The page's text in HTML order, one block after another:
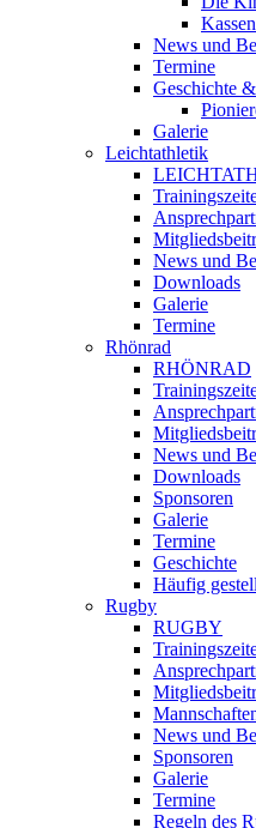
News und
Termine
Geschichte
Galerie
Leichtathletik
News und
Downloads
Galerie
Termine
Rhönrad
RHÖNRAD
News und
Downloads
Sponsoren
Galerie
Termine
Geschichte
Häufig
Rugby
RUGBY
News und
Sponsoren
Galerie
Termine
Regeln des